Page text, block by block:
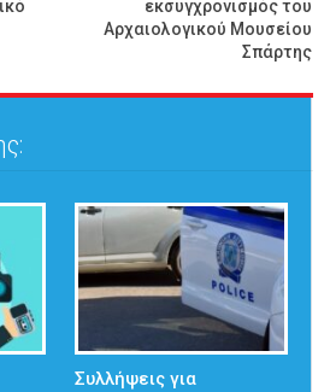
εκσυγχρονισμός του
Αρχαιολογικού Μουσείου
Σπάρτης
Συλλήψεις για